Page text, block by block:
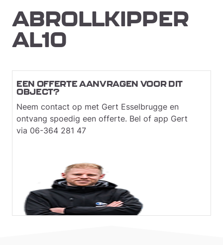
ABROLLKIPPER
AL10
EEN OFFERTE AANVRAGEN VOOR DIT
OBJECT?
Neem contact op met Gert Esselbrugge en
ontvang spoedig een offerte. Bel of app Gert
via 06-364 281 47